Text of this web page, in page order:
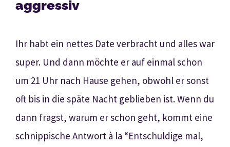
aggressiv
Ihr habt ein nettes Date verbracht und alles war
super. Und dann möchte er auf einmal schon
um 21 Uhr nach Hause gehen, obwohl er sonst
oft bis in die späte Nacht geblieben ist. Wenn du
dann fragst, warum er schon geht, kommt eine
schnippische Antwort à la “Entschuldige mal,